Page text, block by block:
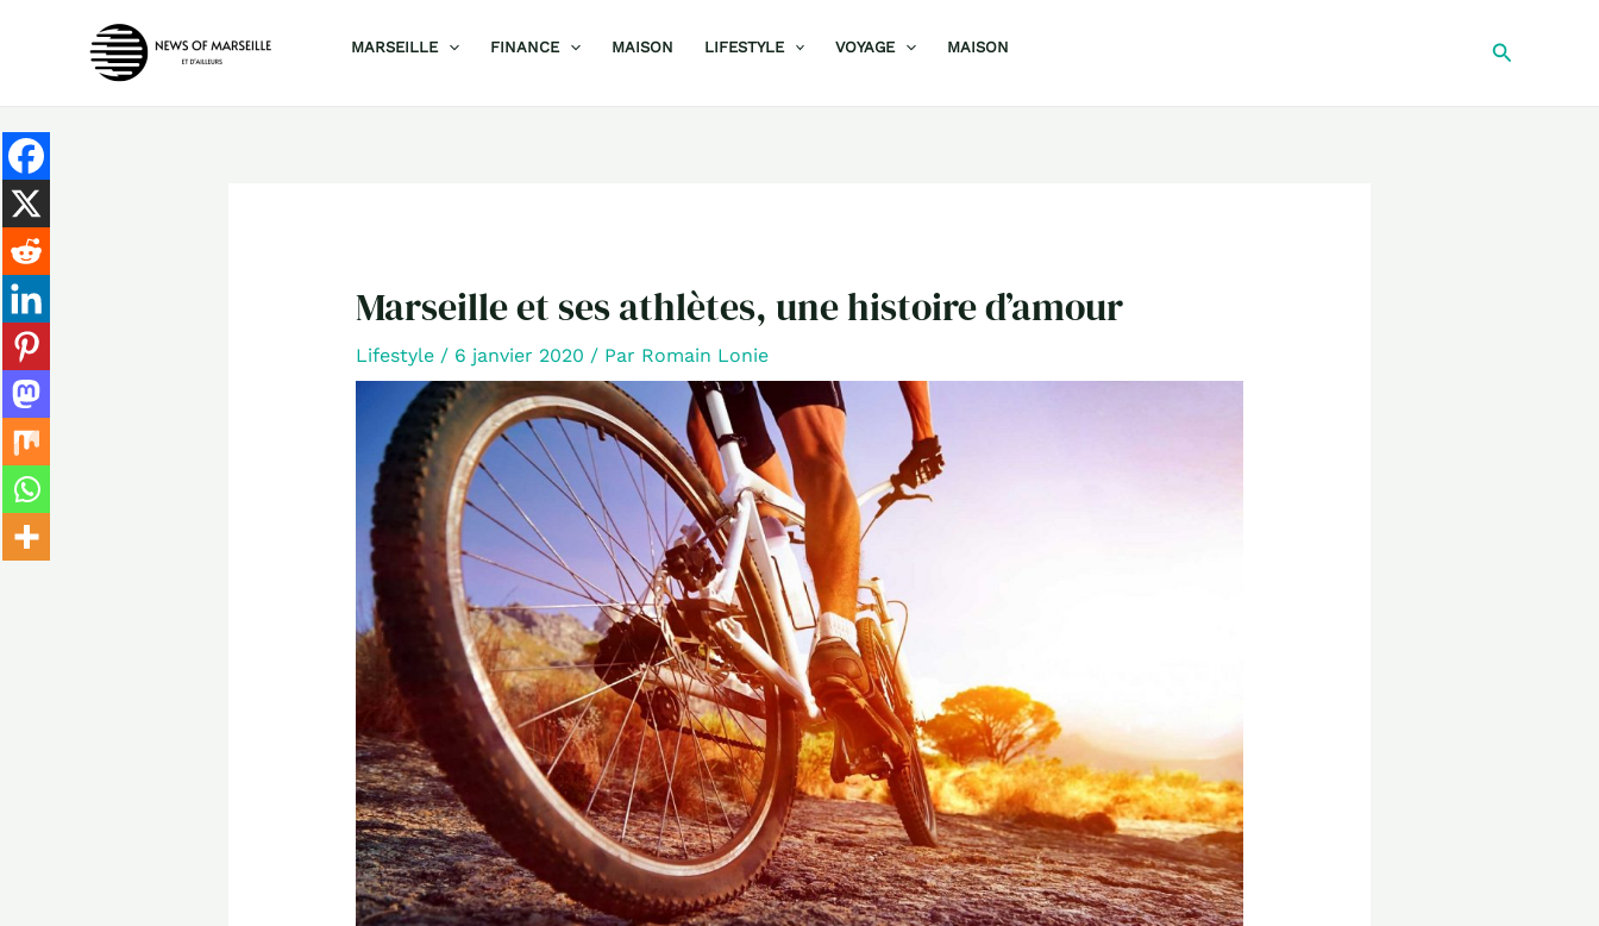
MARSEILLE FINANCE MAISON LIFESTYLE VOYAGE MAISON
Marseille et ses athlètes, une histoire d’amour
Lifestyle/ 6 janvier 2020 / Par Romain Lonie